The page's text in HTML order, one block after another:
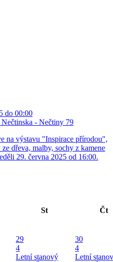
do 00:00
- Nečtiny 79
na výstavu "Inspirace přírodou",
dřeva, malby, sochy z kamene
29. června 2025 od 16:00.
St Čt
29
4
Letní stanový
30
4
Letní